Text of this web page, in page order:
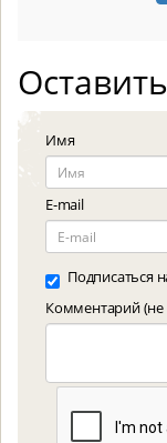
Имя
E-mail
Подписаться
Комментарий (не